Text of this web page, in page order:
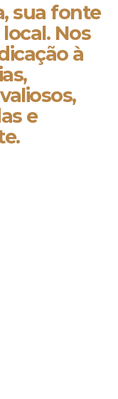
sua fonte
Nos
à
e